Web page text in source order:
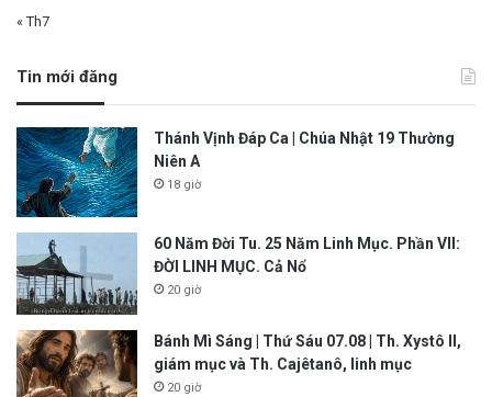
« Th7
Tin mới đăng
Thánh Vịnh Đáp Ca | Chúa Nhật 19 Thường
Niên A
18 giờ
60 Năm Đời Tu. 25 Năm Linh Mục. Phần VII:
ĐỜI LINH MỤC. Cả Nổ
20 giờ
Bánh Mì Sáng | Thứ Sáu 07.08 | Th. Xystô II,
giám mục và Th. Cajêtanô, linh mục
20 giờ